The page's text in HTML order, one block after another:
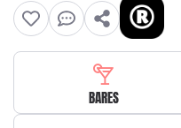
BARES